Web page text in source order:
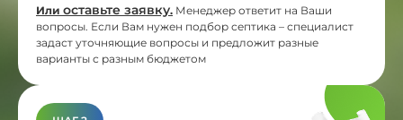
Или оставьте заявку. Менеджер ответит на Ваши
вопросы. Если Вам нужен подбор септика – специалист
задаст уточняющие вопросы и предложит разные
варианты с разным бюджетом